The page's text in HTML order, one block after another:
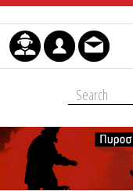
Skip to Content